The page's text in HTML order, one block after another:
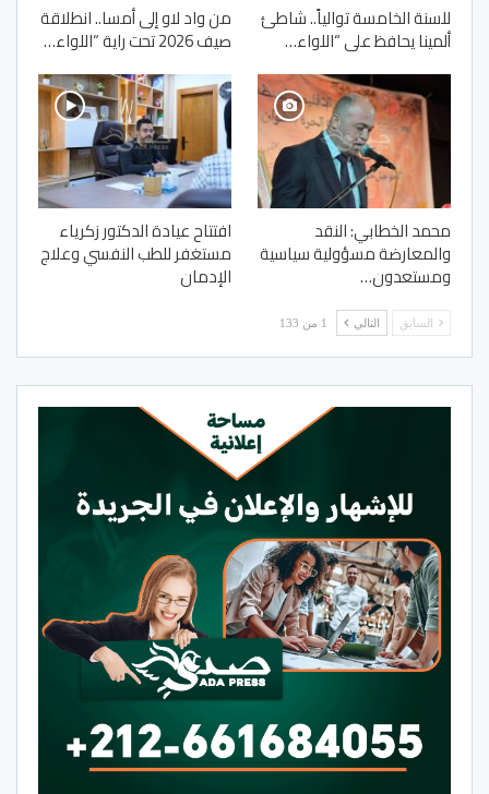
للسنة الخامسة توالياً.. شاطئ
ألمينا يحافظ على “اللواء…
من واد لاو إلى أمسا.. انطلاقة
صيف 2026 تحت راية “اللواء…
محمد الخطابي: النقد
والمعارضة مسؤولية سياسية
ومستعدون…
افتتاح عيادة الدكتور زكرياء
مستغفر للطب النفسي وعلاج
الإدمان
السابق التالي 1 من 133